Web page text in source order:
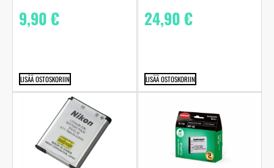
9,90€
LISÄÄ OSTOSKORIIN
24,90€
LISÄÄ OSTOSKORIIN